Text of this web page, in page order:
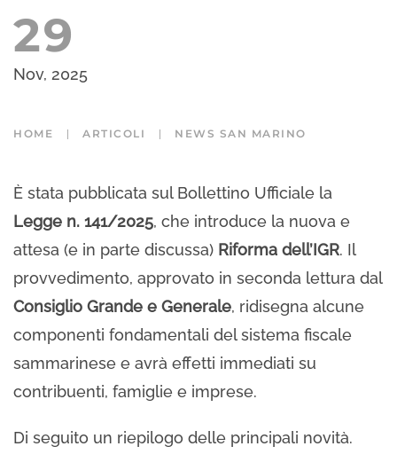
29
Nov, 2025
HOME ARTICOLI NEWS SAN MARINO
È stata pubblicata sul Bollettino Ufficiale la
Legge n. 141/2025, che introduce la nuova e
attesa (e in parte discussa) Riforma dell’IGR. Il
provvedimento, approvato in seconda lettura dal
Consiglio Grande e Generale, ridisegna alcune
componenti fondamentali del sistema fiscale
sammarinese e avrà effetti immediati su
contribuenti, famiglie e imprese.
Di seguito un riepilogo delle principali novità.